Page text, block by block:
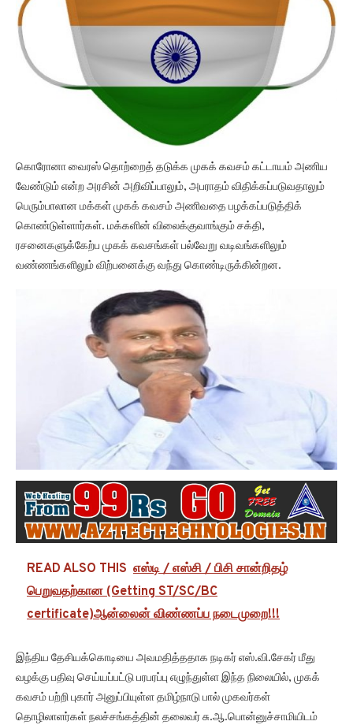
கொரோனா வைரஸ் தொற்றைத் தடுக்க முகக் கவசம் கட்டாயம் அணிய
வேண்டும் என்ற அரசின் அறிவிப்பாலும், அபராதம் விதிக்கப்படுவதாலும்
பெரும்பாலான மக்கள் முகக் கவசம் அணிவதை பழக்கப்படுத்திக்
கொண்டுள்ளார்கள். மக்களின் விலைக்குவாங்கும் சக்தி,
ரசனைகளுக்கேற்ப முகக் கவசங்கள் பல்வேறு வடிவங்களிலும்
வண்ணங்களிலும் விற்பனைக்கு வந்து கொண்டிருக்கின்றன.
READ ALSO THIS எஸ்டி / எஸ்சி / பிசி சான்றிதழ்
பெறுவதற்கான (Getting ST/SC/BC
certificate)ஆன்லைன் விண்ணப்ப நடைமுறை!!!
இந்திய தேசியக்கொடியை அவமதித்ததாக நடிகர் எஸ்.வி.சேகர் மீது
வழக்கு பதிவு செய்யப்பட்டு பரபரப்பு எழுந்துள்ள இந்த நிலையில், முகக்
கவசம் பற்றி புகார் அனுப்பியுள்ள தமிழ்நாடு பால் முகவர்கள்
தொழிலாளர்கள் நலச்சங்கத்தின் தலைவர் சு.ஆ.பொன்னுச்சாமியிடம்